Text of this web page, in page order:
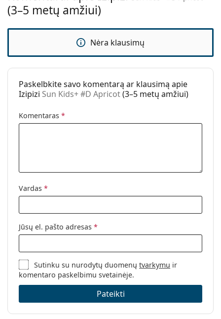
Kita
Lytis:
Vaikams
3–5 metų
Naudojimas:
Madingi
Kodas:
(3–5 metų amžiui)
Nėra klausimų
Paskelbkite savo komentarą ar klausimą apie
Izipizi Sun Kids+ #D Apricot(3–5 metų amžiui)
Komentaras *
Vardas *
Jūsų el. pašto adresas *
Sutinku su nurodytų duomenųtvarkymu ir
komentaro paskelbimu svetainėje.
Pateikti